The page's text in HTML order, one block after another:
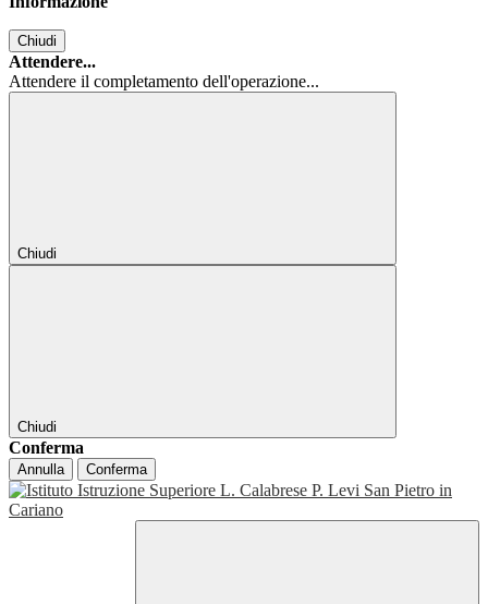
Chiudi
Attendere...
Attendere il completamento dell'operazione...
Chiudi
Chiudi
Conferma
Annulla Conferma